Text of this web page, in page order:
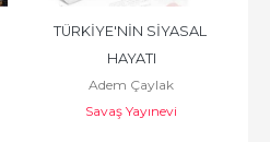
TÜRKİYE'NİN SİYASAL
HAYATI
Adem Çaylak
Savaş Yayınevi